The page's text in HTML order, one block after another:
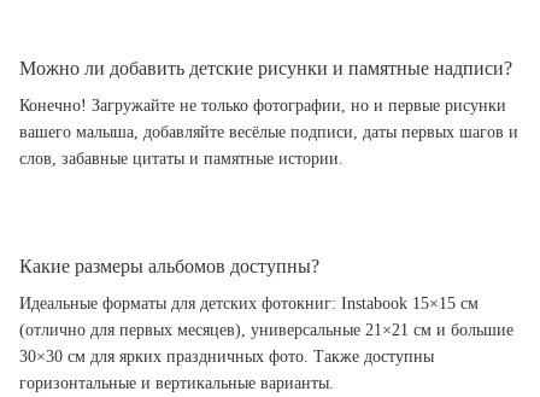
Можно ли добавить детские рисунки и памятные надписи?
Конечно! Загружайте не только фотографии, но и первые рисунки
вашего малыша, добавляйте весёлые подписи, даты первых шагов и
слов, забавные цитаты и памятные истории.
Какие размеры альбомов доступны?
Идеальные форматы для детских фотокниг: Instabook 15×15 см
(отлично для первых месяцев), универсальные 21×21 см и большие
30×30 см для ярких праздничных фото. Также доступны
горизонтальные и вертикальные варианты.